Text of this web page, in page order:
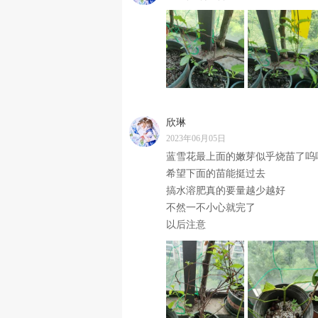
欣琳
2023年06月05日
蓝雪花最上面的嫩芽似乎烧苗了呜
希望下面的苗能挺过去
搞水溶肥真的要量越少越好
不然一不小心就完了
以后注意